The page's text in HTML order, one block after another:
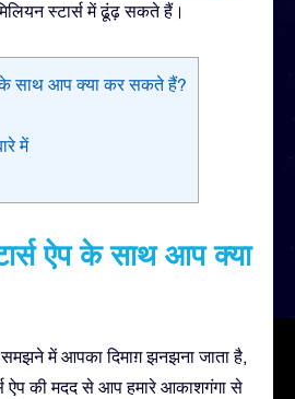
स्टार्स में ढूंढ़ सकते हैं।
के साथ आप क्या कर सकते हैं?
में
ऐप के साथ आप क्या
समझने में आपका दिमाग़ झनझना जाता है,
ऐप की मदद से आप हमारे आकाशगंगा से